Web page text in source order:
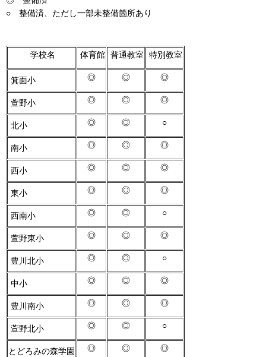
○ 整備済、ただし一部未整備箇所あり
学校名 体育館 普通教室 特別教室
箕面小 ◎ ◎ ◎
萱野小 ◎ ◎ ◎
北小 ◎ ◎ ○
南小 ◎ ◎ ◎
西小 ◎ ◎ ◎
東小 ◎ ◎ ◎
西南小 ◎ ◎ ○
萱野東小 ◎ ◎ ◎
豊川北小 ◎ ◎ ○
中小 ◎ ◎ ◎
豊川南小 ◎ ◎ ◎
萱野北小 ◎ ◎ ○
とどろみの森学園 ◎ ◎ ◎